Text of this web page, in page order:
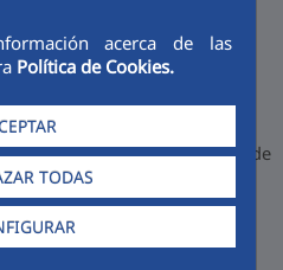
acerca de las
Política de Cookies.
TODAS
depuradora de
cartera de 1.000
del proyecto de la Planta de
(PTAR) de Cajamarca,
bajo la modalidad de
consolidando así su
con el desarrollo